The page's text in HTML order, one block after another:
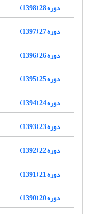
دوره 28 (1398)
دوره 27 (1397)
دوره 26 (1396)
دوره 25 (1395)
دوره 24 (1394)
دوره 23 (1393)
دوره 22 (1392)
دوره 21 (1391)
دوره 20 (1390)